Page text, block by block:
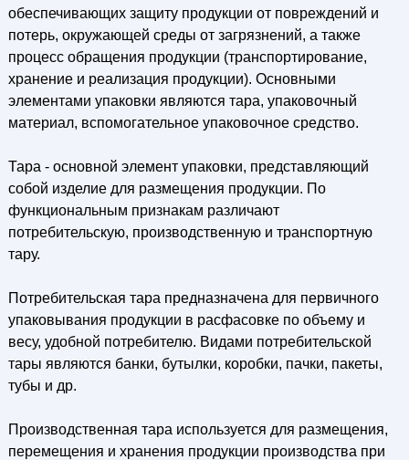
обеспечивающих защиту продукции от повреждений и
потерь, окружающей среды от загрязнений, а также
процесс обращения продукции (транспортирование,
хранение и реализация продукции). Основными
элементами упаковки являются тара, упаковочный
материал, вспомогательное упаковочное средство.
Тара - основной элемент упаковки, представляющий
собой изделие для размещения продукции. По
функциональным признакам различают
потребительскую, производственную и транспортную
тару.
Потребительская тара предназначена для первичного
упаковывания продукции в расфасовке по объему и
весу, удобной потребителю. Видами потребительской
тары являются банки, бутылки, коробки, пачки, пакеты,
тубы и др.
Производственная тара используется для размещения,
перемещения и хранения продукции производства при